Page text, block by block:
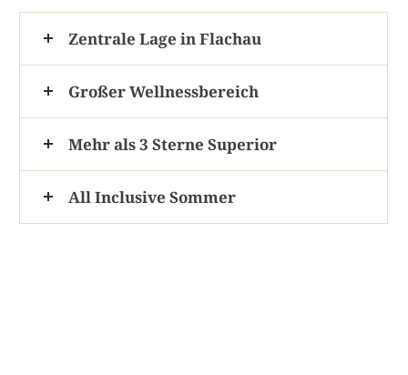
Zentrale Lage in Flachau
Großer Wellnessbereich
Mehr als 3 Sterne Superior
All Inclusive Sommer